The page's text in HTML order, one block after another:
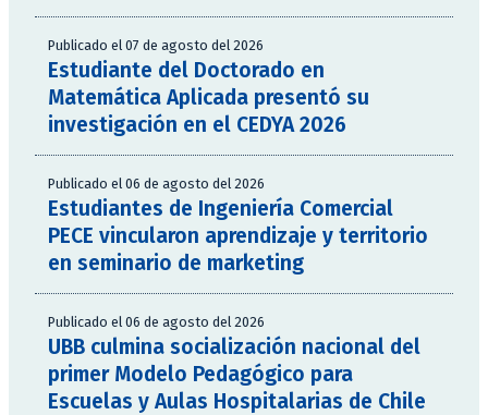
Publicado el 07 de agosto del 2026
Estudiante del Doctorado en
Matemática Aplicada presentó su
investigación en el CEDYA 2026
Publicado el 06 de agosto del 2026
Estudiantes de Ingeniería Comercial
PECE vincularon aprendizaje y territorio
en seminario de marketing
Publicado el 06 de agosto del 2026
UBB culmina socialización nacional del
primer Modelo Pedagógico para
Escuelas y Aulas Hospitalarias de Chile